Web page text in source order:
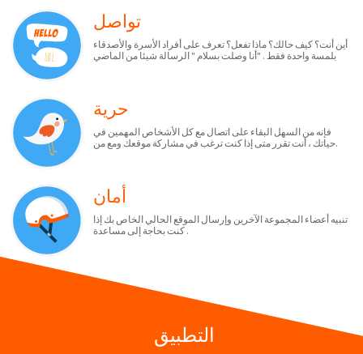
تواصل
أين أنت؟ كيف حالك؟ ماذا تفعل؟ تعرف على أفراد الأسرة والأصدقاء
بلمسة واحدة فقط . "أنا وصلت بسلام " الرسالة شيئا من الماضي
حرية
فإنه من السهل البقاء على اتصال مع كل الأشخاص المهمين في
حياتك ، أنت تقرر متى إذا كنت ترغب في مشاركة موقعك ومع من.
أمان
تنبيه أعضاء المجموعة الآخرين وإرسال الموقع الحالي الخاص بك إذا
كنت بحاجة إلى مساعدة .
التطبيق